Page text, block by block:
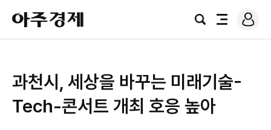
아
주
경
검
전
로
그
과천시, 세상을 바꾸는 미래기술-
Tech-콘서트 개최 호응 높아